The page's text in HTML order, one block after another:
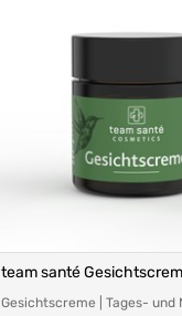
team santé
Gesichtscreme | Tages- und